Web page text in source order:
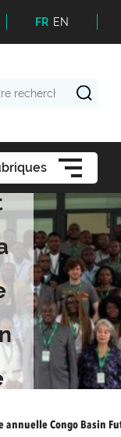
FR EN
annuelle Congo Basin